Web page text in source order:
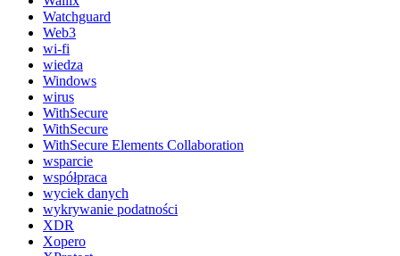
Watchguard
Web3
wi-fi
wiedza
Windows
wirus
WithSecure
WithSecure
WithSecure Elements Collaboration
wsparcie
współpraca
wyciek danych
wykrywanie podatności
XDR
Xopero